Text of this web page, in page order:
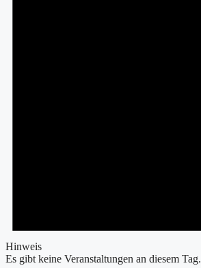
Hinweis
Es gibt keine Veranstaltungen an diesem Tag.